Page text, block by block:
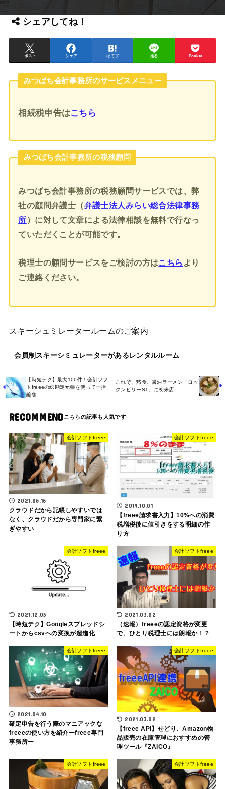
シェアしてね！
ポスト シェア はてブ 送る Pocket
みつばち会計事務所のサービスメニュー
相続税申告はこちら
みつばち会計事務所の税務顧問
みつばち会計事務所の税務顧問サービスでは、弊
社の顧問弁護士（弁護士法人みらい総合法律事務
所）に対して文章による法律相談を無料で行なっ
ていただくことが可能です。
税理士の顧問サービスをご検討の方はこちら より
ご連絡ください。
スキーシュミレータールームのご案内
会員制スキーシミュレーターがあるレンタルルーム
【時短テク】最大100件！会計ソフ
トfreeeの総勘定元帳を使って一括
編集
これぞ、黙食、醤油ラーメン「ロッ
クンビリーS1」に初来店
RECOMMEND
会計ソフトfreee
2021.06.16
クラウドだから記帳しやすいでは
なく、クラウドだから専門家に繋
ぎやすい
会計ソフトfreee
2019.10.01
【freee請求書入力】10%への消費
税増税後に値引きをする明細の作
り方
会計ソフトfreee
2021.12.03
【時短テク】Googleスプレッドシ
ートからcsvへの変換が超進化
会計ソフトfreee
2021.03.02
（速報）freeeの認定資格が変更
で、ひとり税理士には朗報か！？
会計ソフトfreee
2021.04.10
確定申告を行う際のマニアックな
freeeの使い方を紹介ーfreee専門
事務所ー
会計ソフトfreee
2021.03.02
【freee API】せどり、Amazon物
品販売の在庫管理におすすめの管
理ツール『ZAICO』
会計ソフトfreee 会計ソフトfreee